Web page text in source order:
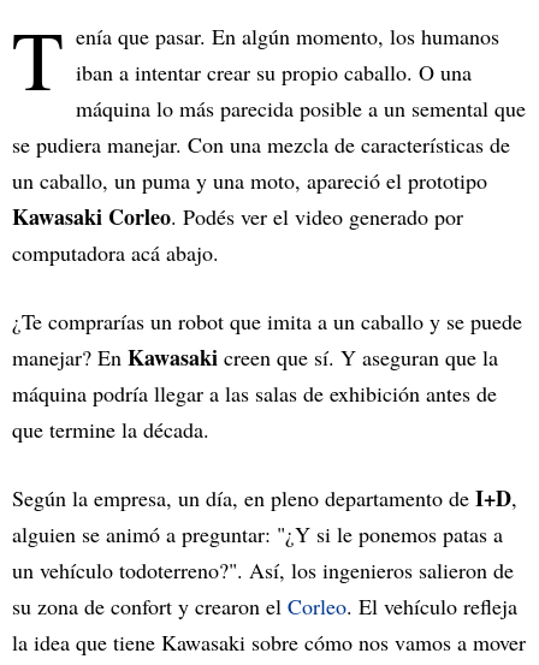
T enía que pasar. En algún momento, los humanos
iban a intentar crear su propio caballo. O una
máquina lo más parecida posible a un semental que
se pudiera manejar. Con una mezcla de características de
un caballo, un puma y una moto, apareció el prototipo
Kawasaki Corleo. Podés ver el video generado por
computadora acá abajo.
¿Te comprarías un robot que imita a un caballo y se puede
manejar? En Kawasaki creen que sí. Y aseguran que la
máquina podría llegar a las salas de exhibición antes de
que termine la década.
Según la empresa, un día, en pleno departamento de I+D,
alguien se animó a preguntar: "¿Y si le ponemos patas a
un vehículo todoterreno?". Así, los ingenieros salieron de
su zona de confort y crearon el Corleo. El vehículo refleja
la idea que tiene Kawasaki sobre cómo nos vamos a mover